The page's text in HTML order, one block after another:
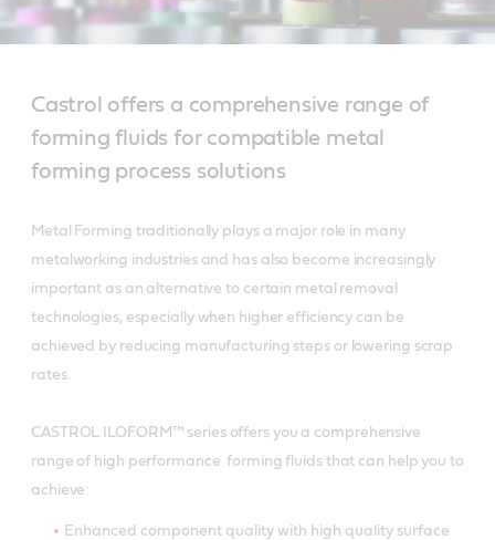
Castrol offers a comprehensive range of
forming fluids for compatible metal
forming process solutions
Metal Forming traditionally plays a major role in many
metalworking industries and has also become increasingly
important as an alternative to certain metal removal
technologies, especially when higher efficiency can be
achieved by reducing manufacturing steps or lowering scrap
rates.
CASTROL ILOFORM™ series offers you a comprehensive
range of high performance forming fluids that can help you to
achieve:
Enhanced component quality with high quality surface